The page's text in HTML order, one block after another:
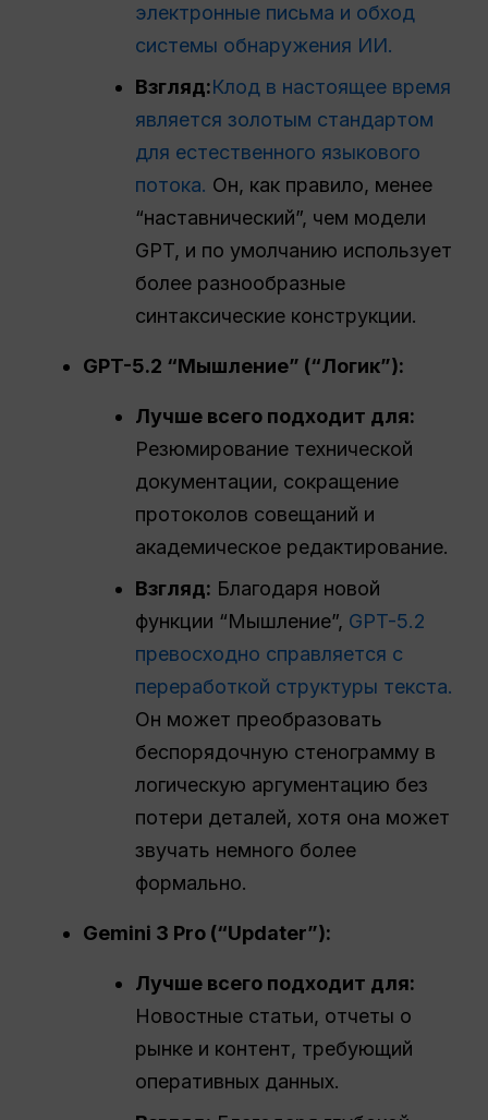
электронные письма и обход
системы обнаружения ИИ.
Взгляд:Клод в настоящее время
является золотым стандартом
для естественного языкового
потока. Он, как правило, менее
“наставнический”, чем модели
GPT, и по умолчанию использует
более разнообразные
синтаксические конструкции.
GPT-5.2 “Мышление” (“Логик”):
Лучше всего подходит для:
Резюмирование технической
документации, сокращение
протоколов совещаний и
академическое редактирование.
Взгляд: Благодаря новой
функции “Мышление”, GPT-5.2
превосходно справляется с
переработкой структуры текста.
Он может преобразовать
беспорядочную стенограмму в
логическую аргументацию без
потери деталей, хотя она может
звучать немного более
формально.
Gemini 3 Pro (“Updater”):
Лучше всего подходит для:
Новостные статьи, отчеты о
рынке и контент, требующий
оперативных данных.